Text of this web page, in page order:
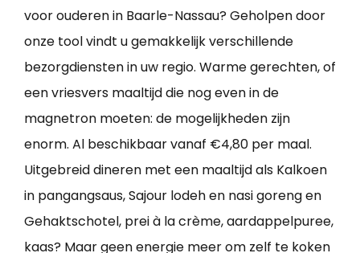
voor ouderen in Baarle-Nassau? Geholpen door
onze tool vindt u gemakkelijk verschillende
bezorgdiensten in uw regio. Warme gerechten, of
een vriesvers maaltijd die nog even in de
magnetron moeten: de mogelijkheden zijn
enorm. Al beschikbaar vanaf €4,80 per maal.
Uitgebreid dineren met een maaltijd als Kalkoen
in pangangsaus, Sajour lodeh en nasi goreng en
Gehaktschotel, prei à la crème, aardappelpuree,
kaas? Maar geen energie meer om zelf te koken